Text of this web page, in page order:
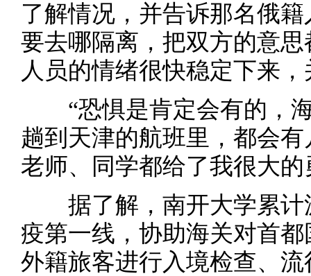
了解情况，并告诉那名俄
要去哪隔离，把双方的意
人员的情绪很快稳定下来
“恐惧是肯定会有的，海
趟到天津的航班里，都会
老师、同学都给了我很大
据了解，南开大学累计
疫第一线，协助海关对首
外籍旅客进行入境检查、